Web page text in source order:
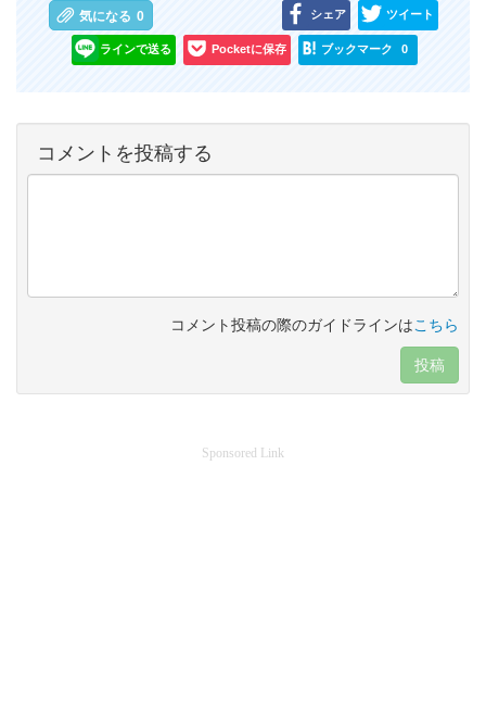
気になる 0 シェア ツイート
ラインで送る Pocketに保存 ブックマーク 0
コメントを投稿する
コメント投稿の際のガイドラインはこちら
投稿
Sponsored Link